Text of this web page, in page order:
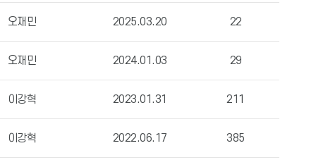
오재민 2025.03.20 22
오재민 2024.01.03 29
이강혁 2023.01.31 211
이강혁 2022.06.17 385